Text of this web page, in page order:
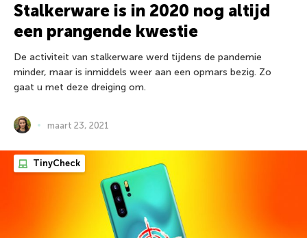
Stalkerware is in 2020 nog altijd
een prangende kwestie
De activiteit van stalkerware werd tijdens de pandemie
minder, maar is inmiddels weer aan een opmars bezig. Zo
gaat u met deze dreiging om.
maart 23, 2021
TinyCheck